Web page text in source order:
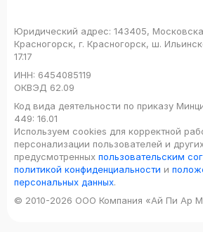
Юридический адрес: 143405,
Красногорск, г. Красногорск, ш.
17.17
ИНН: 6454085119
ОКВЭД 62.09
Код вида деятельности по приказу
449: 16.01
Используем cookies для корректной
персонализации пользователей и
предусмотренных пользовательским
политикой конфиденциальности и
персональных данных.
© 2010-2026 ООО Компания «Ай Пи Ар